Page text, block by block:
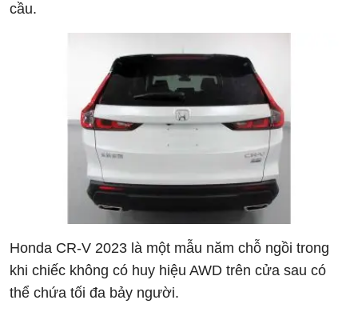
cầu.
Honda CR-V 2023 là một mẫu năm chỗ ngồi trong
khi chiếc không có huy hiệu AWD trên cửa sau có
thể chứa tối đa bảy người.